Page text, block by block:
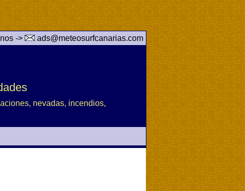
-> ads@meteosurfcanarias.com
nevadas, incendios,